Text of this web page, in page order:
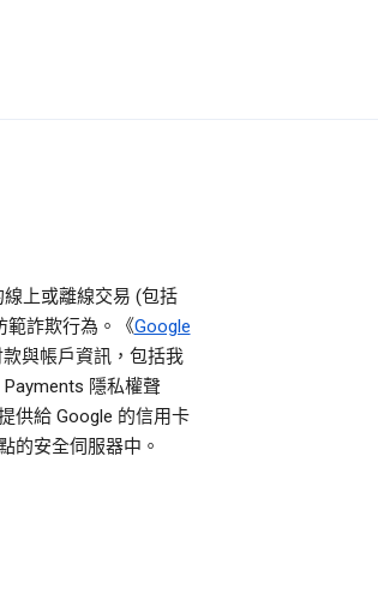
上或離線交易 (包括
範詐欺行為。《Google
與帳戶資訊，包括我
隱私權聲
供給 Google 的信用卡
的安全伺服器中。